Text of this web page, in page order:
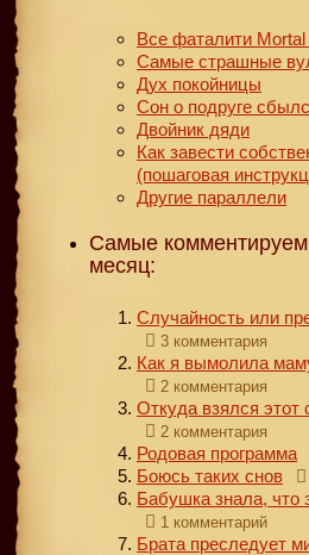
Все фаталити
Самые страшные
Дух покойницы
Сон о подруге
Двойник дяди
Как завести
(пошаговая
Другие параллели
Самые
месяц:
Случайность или
3 комментария
Как я вымолила
2 комментария
Откуда взялся этот
2 комментария
Родовая программа
Боюсь таких снов
Бабушка знала, что
1 комментарий
Брата преследует